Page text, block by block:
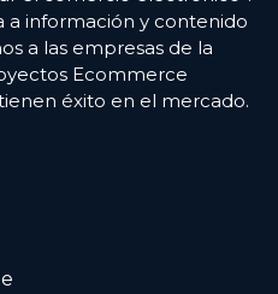
a información y contenido
a las empresas de la
Ecommerce
éxito en el mercado.